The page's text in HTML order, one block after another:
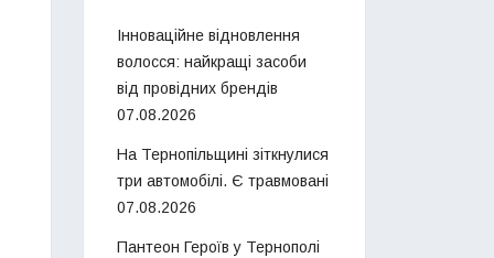
Інноваційне відновлення
волосся: найкращі засоби
від провідних брендів
07.08.2026
На Тернопільщині зіткнулися
три автомобілі. Є травмовані
07.08.2026
Пантеон Героїв у Тернополі